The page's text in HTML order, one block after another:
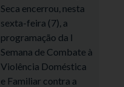
Seca encerrou, nesta
sexta-feira (7), a
programação da I
Semana de Combate à
Violência Doméstica
e Familiar contra a